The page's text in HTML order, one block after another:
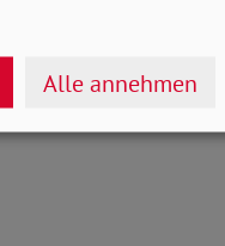
auch
Alle annehmen